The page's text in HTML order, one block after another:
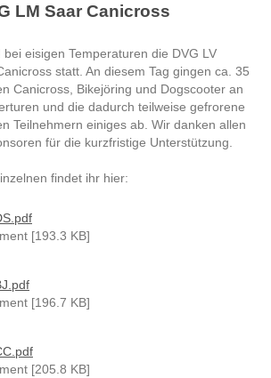
LM Saar Canicross
eisigen Temperaturen die DVG LV
statt. An diesem Tag gingen ca. 35
Canicross, Bikejöring und Dogscooter an
und die dadurch teilweise gefrorene
Teilnehmern einiges ab. Wir danken allen
für die kurzfristige Unterstützung.
findet ihr hier:
[193.3 KB]
[196.7 KB]
[205.8 KB]